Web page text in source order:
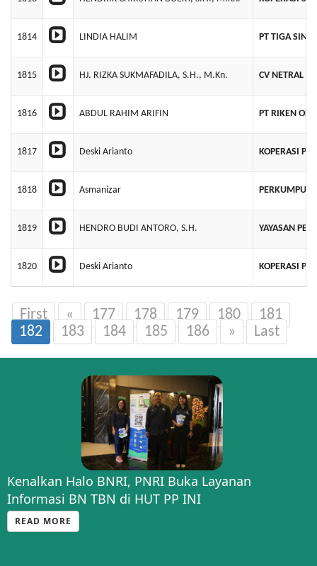
1814 LINDIA HALIM PT TIGA
1815 HJ. RIZKA SUKMAFADILA, S.H., M.Kn. CV NETRAL
1816 ABDUL RAHIM ARIFIN PT RIKEN OF
1817 Deski Arianto KOPERASI
1818 Asmanizar
1819 HENDRO BUDI ANTORO, S.H. YAYASAN
1820 Deski Arianto KOPERASI
First « 177 178 179 180
181
182
183 184 185 186 » Last
Kenalkan Halo BNRI, PNRI Buka Layanan
Informasi BN TBN di HUT PP INI
READ MORE